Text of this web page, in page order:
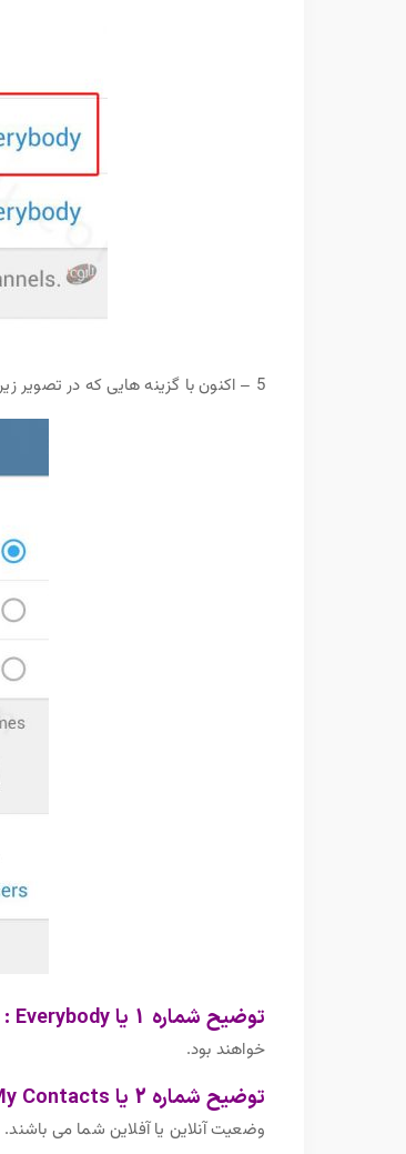
5 – اکنون با گزینه هایی که در تصویر زیر می بینید روبرو خواهید شد که ما هر کدام را برای شما زیر تصویر شرح داده ایم.
توضیح شماره 1 یا Everybody :
خواهند بود.
توضیح شماره 2 یا My Contacts :
وضعیت آنلاین یا آفلاین شما می باشند.